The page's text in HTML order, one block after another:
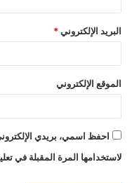
البريد الإلكتروني *
الموقع الإلكتروني
احفظ اسمي، بريدي
لاستخدامها المرة المقبلة في